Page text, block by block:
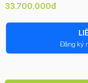
33.700.000đ
Đăng ký